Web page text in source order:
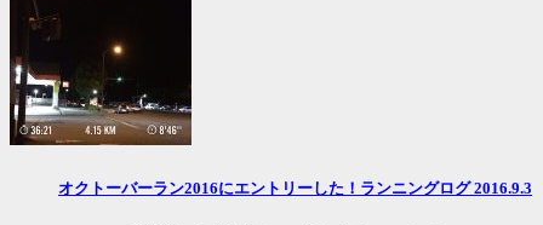
オクトーバーラン2016にエントリーした！ランニングログ 2016.9.3